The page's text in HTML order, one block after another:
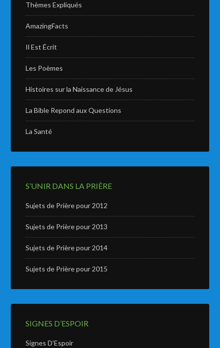
Thèmes Expliqués
AmazingFacts
Il Est Écrit
Les Poèmes
Histoires sur la Naissance de Jésus
La Bible Repond aux Questions
La Santé
S’UNIR DANS LA PRIÈRE
Sujets de Prière pour 2012
Sujets de Prière pour 2013
Sujets de Prière pour 2014
Sujets de Prière pour 2015
SIGNES D’ESPOIR
Signes D’Espoir